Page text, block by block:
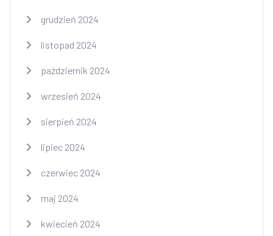
grudzień 2024
listopad 2024
październik 2024
wrzesień 2024
sierpień 2024
lipiec 2024
czerwiec 2024
maj 2024
kwiecień 2024